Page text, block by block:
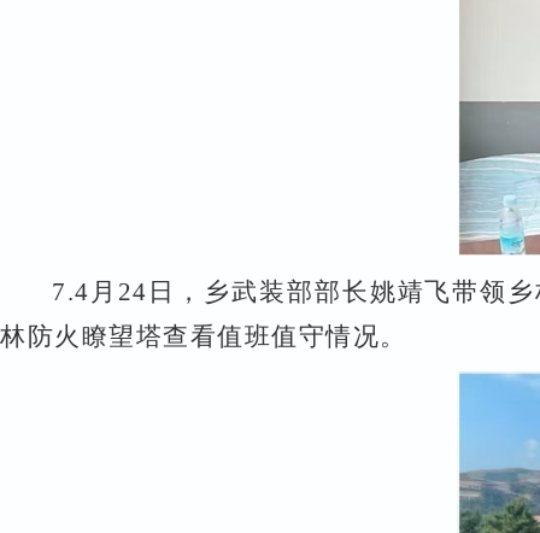
7.4 月 24 日，乡武装部部长姚靖飞带领
林防火瞭望塔查看值班值守情况。